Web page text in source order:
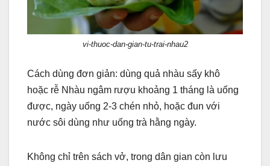
vi-thuoc-dan-gian-tu-trai-nhau2
Cách dùng đơn giản: dùng quả nhàu sấy khô
hoặc rễ Nhàu ngâm rượu khoảng 1 tháng là uống
được, ngày uống 2-3 chén nhỏ, hoặc đun với
nước sôi dùng như uống trà hằng ngày.
Không chỉ trên sách vở, trong dân gian còn lưu